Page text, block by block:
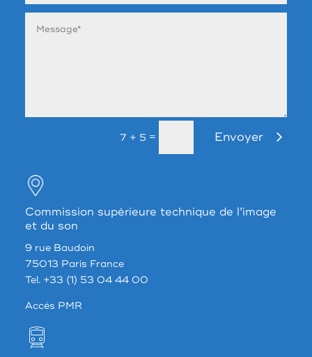
7 + 5 = Envoyer
Commission supérieure technique de l’image
et du son
9 rue Baudoin
75013 Paris France
Tel. +33 (1) 53 04 44 00
Accés PMR